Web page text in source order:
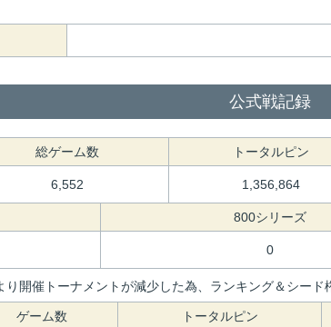
公式戦記録
総ゲーム数 トータルピン
6,552 1,356,864
800シリーズ
0
開催トーナメントが減少した為、ランキング＆シー
ゲーム数 トータルピン